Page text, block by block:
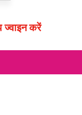
ज्वाइन करें